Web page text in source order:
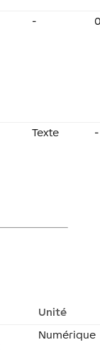
-
Texte -
Unité
Numérique